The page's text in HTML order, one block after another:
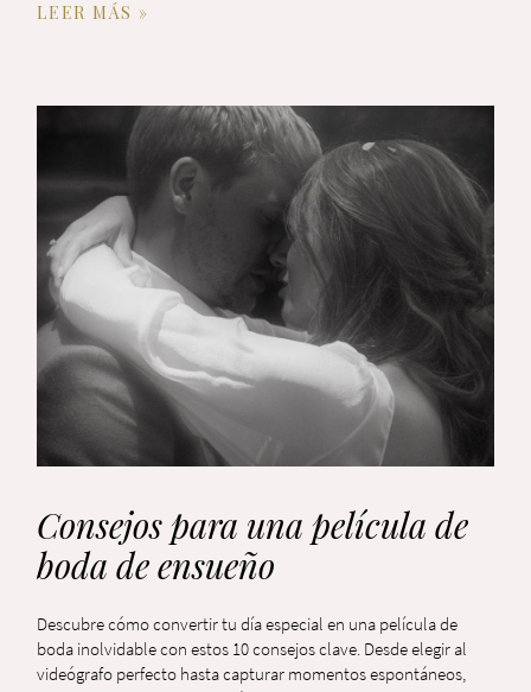
LEER MÁS »
Consejos para una película de
boda de ensueño
Descubre cómo convertir tu día especial en una película de
boda inolvidable con estos 10 consejos clave. Desde elegir al
videógrafo perfecto hasta capturar momentos espontáneos,